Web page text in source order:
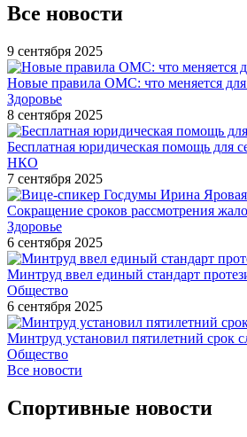
Все новости
9 сентября 2025
Новые правила ОМС: что меняется для
Здоровье
8 сентября 2025
Бесплатная юридическая помощь для
НКО
7 сентября 2025
Сокращение сроков рассмотрения
Здоровье
6 сентября 2025
Минтруд ввел единый стандарт
Общество
6 сентября 2025
Минтруд установил пятилетний срок
Общество
Все новости
Спортивные новости